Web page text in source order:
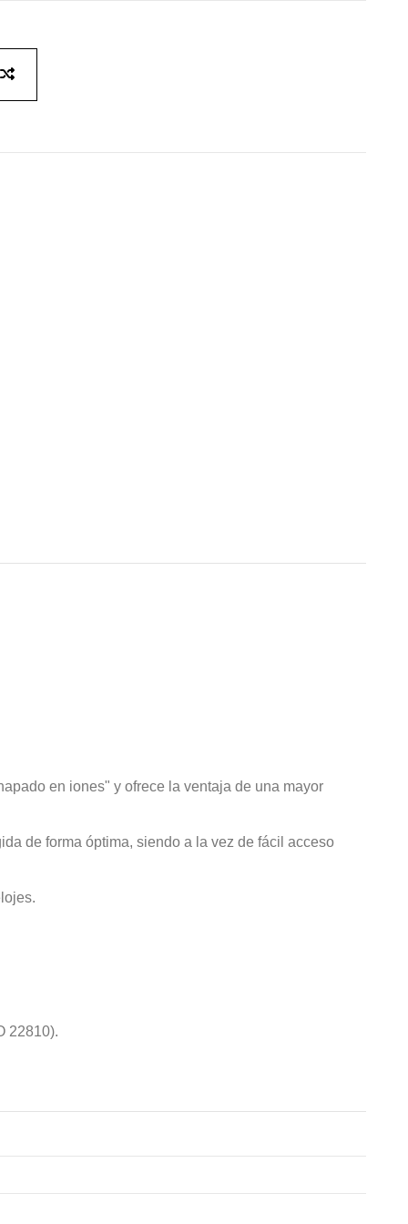
en iones" y ofrece la ventaja de una mayor
de forma óptima, siendo a la vez de fácil acceso
22810).